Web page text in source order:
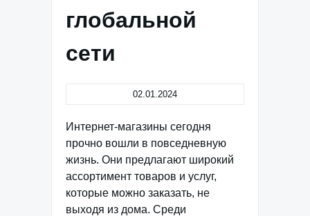
глобальной
сети
02.01.2024
Интернет-магазины сегодня
прочно вошли в повседневную
жизнь. Они предлагают широкий
ассортимент товаров и услуг,
которые можно заказать, не
выходя из дома. Среди